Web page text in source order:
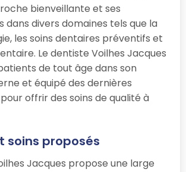
bienveillante et ses
divers domaines tels que la
les soins dentaires préventifs et
Le dentiste Voilhes Jacques
de tout âge dans son
et équipé des dernières
offrir des soins de qualité à
soins proposés
Jacques propose une large